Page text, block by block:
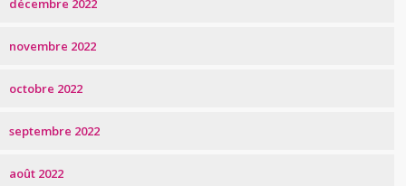
décembre 2022
novembre 2022
octobre 2022
septembre 2022
août 2022